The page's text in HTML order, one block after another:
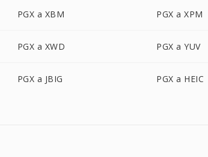
PGX a XBM PGX a XPM
PGX a XWD PGX a YUV
PGX a JBIG PGX a HEIC